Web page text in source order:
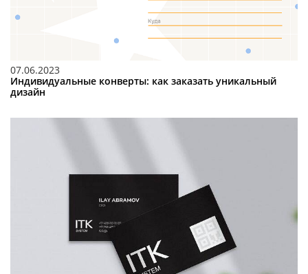
07.06.2023
Индивидуальные конверты: как заказать уникальный
дизайн